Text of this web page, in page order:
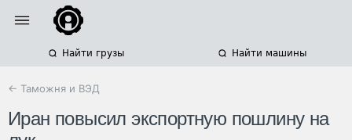
Найти грузы Найти машины
← Таможня и ВЭД
Иран повысил экспортную пошлину на